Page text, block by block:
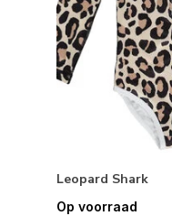
Leopard Shark
Op voorraad